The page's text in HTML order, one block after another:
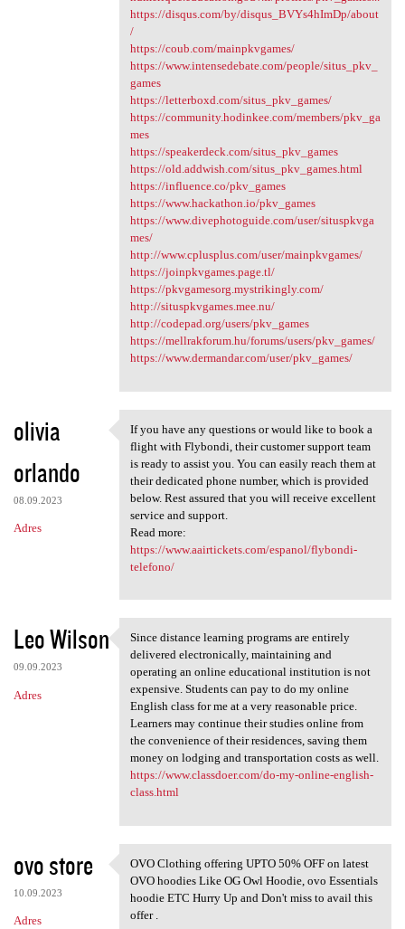
https://disqus.com/by/disqus_BVYs4hImDp/about
/
https://coub.com/mainpkvgames/
https://www.intensedebate.com/people/situs_pkv_
games
https://letterboxd.com/situs_pkv_games/
https://community.hodinkee.com/members/pkv_ga
mes
https://speakerdeck.com/situs_pkv_games
https://old.addwish.com/situs_pkv_games.html
https://influence.co/pkv_games
https://www.hackathon.io/pkv_games
https://www.divephotoguide.com/user/situspkvga
mes/
http://www.cplusplus.com/user/mainpkvgames/
https://joinpkvgames.page.tl/
https://pkvgamesorg.mystrikingly.com/
http://situspkvgames.mee.nu/
http://codepad.org/users/pkv_games
https://mellrakforum.hu/forums/users/pkv_games/
https://www.dermandar.com/user/pkv_games/
olivia
orlando
08.09.2023
Adres
If you have any questions or
If you have any questions or would like to book a
flight with Flybondi, their customer support team
is ready to assist you. You can easily reach them at
their dedicated phone number, which is provided
below. Rest assured that you will receive excellent
service and support.
Read more:
https://www.aairtickets.com/espanol/flybondi-
telefono/
Leo Wilson
09.09.2023
Adres
Since distance learning
Since distance learning programs are entirely
delivered electronically, maintaining and
operating an online educational institution is not
expensive. Students can pay to do my online
English class for me at a very reasonable price.
Learners may continue their studies online from
the convenience of their residences, saving them
money on lodging and transportation costs as well.
https://www.classdoer.com/do-my-online-english-
class.html
ovo store
10.09.2023
Adres
OVO Clothing offering UPTO 50
OVO Clothing offering UPTO 50% OFF on latest
OVO hoodies Like OG Owl Hoodie, ovo Essentials
hoodie ETC Hurry Up and Don't miss to avail this
offer .